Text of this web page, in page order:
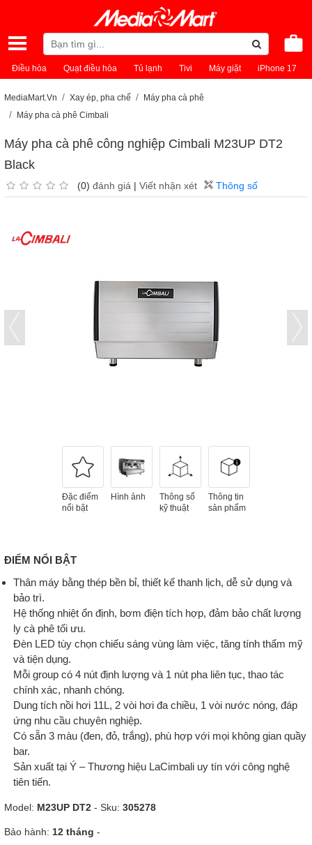
Điều hòa Quạt điều hòa Tủ lạnh Tivi Máy giặt iPhone 17
MediaMart.Vn Xay ép, pha chế
Máy pha cà phê
Máy pha cà phê Cimbali
Máy pha cà phê công nghiệp Cimbali M23UP DT2
Black
(0) đánh giá | Viết nhận xét Thông số
Đặc điểm
nổi bật
Hình ảnh
Thông số
kỹ thuật
Thông tin
sản phẩm
ĐIỂM NỔI BẬT
Thân máy bằng thép bền bỉ, thiết kế thanh lịch, dễ sử dụng và
bảo trì.
Hệ thống nhiệt ổn định, bơm điện tích hợp, đảm bảo chất lượng
ly cà phê tối ưu.
Đèn LED tùy chọn chiếu sáng vùng làm việc, tăng tính thẩm mỹ
và tiện dụng.
Mỗi group có 4 nút định lượng và 1 nút pha liên tục, thao tác
chính xác, nhanh chóng.
Dung tích nồi hơi 11L, 2 vòi hơi đa chiều, 1 vòi nước nóng, đáp
ứng nhu cầu chuyên nghiệp.
Có sẵn 3 màu (đen, đỏ, trắng), phù hợp với mọi không gian quầy
bar.
Sản xuất tại Ý – Thương hiệu LaCimbali uy tín với công nghệ
tiên tiến.
Model: M23UP DT2 - Sku: 305278
Bảo hành: 12 tháng -